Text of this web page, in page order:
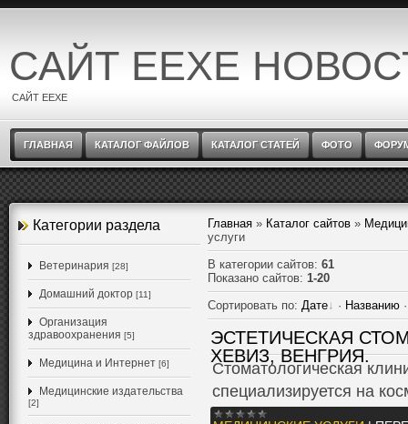
САЙТ EEXE
САЙТ EEXE
ГЛАВНАЯ КАТАЛОГ ФАЙЛОВ КАТАЛОГ СТАТЕЙ ФОТО
Категории раздела
Ветеринария [28]
Домашний доктор [11]
Организация
здравоохранения [5]
Медицина и Интернет [6]
Медицинские издательства
[2]
Главная » Каталог сайтов »
услуги
В категории сайтов: 61
Показано сайтов: 1-20
Сортировать по: Дате · Названию
ЭСТЕТИЧЕСКАЯ
ХЕВИЗ, ВЕНГРИЯ.
Cтоматологическая
специализируется на